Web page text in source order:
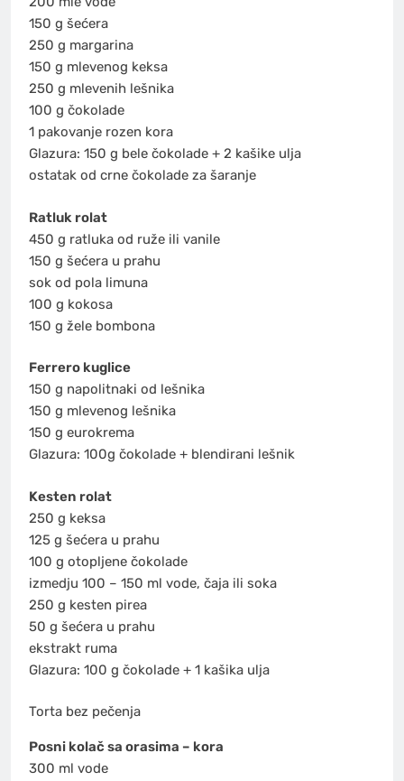
150 g šećera
250 g margarina
150 g mlevenog keksa
250 g mlevenih lešnika
100 g čokolade
1 pakovanje rozen kora
Glazura: 150 g bele čokolade + 2 kašike ulja
ostatak od crne čokolade za šaranje
Ratluk rolat
450 g ratluka od ruže ili vanile
150 g šećera u prahu
sok od pola limuna
100 g kokosa
150 g žele bombona
Ferrero kuglice
150 g napolitnaki od lešnika
150 g mlevenog lešnika
150 g eurokrema
Glazura: 100g čokolade + blendirani lešnik
Kesten rolat
250 g keksa
125 g šećera u prahu
100 g otopljene čokolade
izmedju 100 – 150 ml vode, čaja ili soka
250 g kesten pirea
50 g šećera u prahu
ekstrakt ruma
Glazura: 100 g čokolade + 1 kašika ulja
Torta bez pečenja
Posni kolač sa orasima – kora
300 ml vode